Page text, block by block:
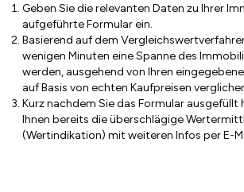
Geben Sie die relevanten Daten zu Ihrer
aufgeführte Formular ein.
Basierend auf dem
wenigen Minuten eine Spanne des
werden, ausgehend von Ihren
auf Basis von echten Kaufpreisen
Kurz nachdem Sie das Formular ausgefüllt
Ihnen bereits die überschlägige
(Wertindikation) mit weiteren Infos per E-